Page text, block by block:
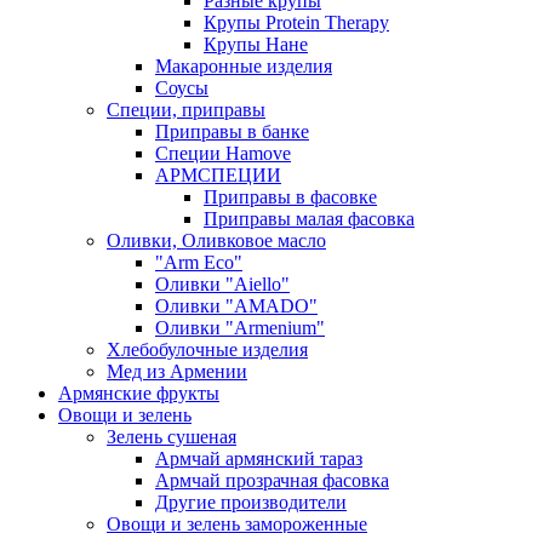
Крупы Protein Therapy
Крупы Нане
Макаронные изделия
Соусы
Специи, приправы
Приправы в банке
Специи Hamove
АРМСПЕЦИИ
Приправы в фасовке
Приправы малая фасовка
Оливки, Оливковое масло
"Arm Eco"
Оливки "Aiello"
Оливки "AMADO"
Оливки "Armenium"
Хлебобулочные изделия
Мед из Армении
Армянские фрукты
Овощи и зелень
Зелень сушеная
Армчай армянский тараз
Армчай прозрачная фасовка
Другие производители
Овощи и зелень замороженные